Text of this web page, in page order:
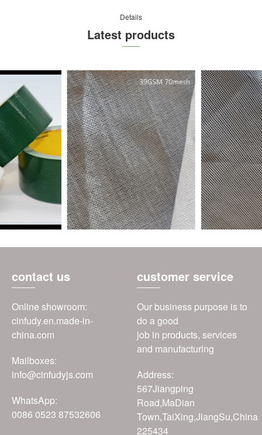
Details
Latest products
contact us
Online showroom:
cinfudy.en.made-in-
china.com
Mailboxes:
info@cinfudyjs.com
WhatsApp:
0086 0523 87532606
customer service
Our business purpose is to
do a good
job in products, services
and manufacturing
Address:
567Jiangping
Road,MaDian
Town,TaiXing,JiangSu,China
225434